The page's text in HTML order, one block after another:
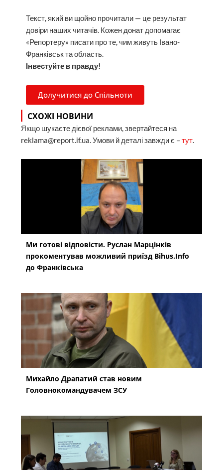
Текст, який ви щойно прочитали — це результат
довіри наших читачів. Кожен донат допомагає
«Репортеру» писати про те, чим живуть Івано-
Франківськ та область.
Інвестуйте в правду!
Долучитися до Спільноти
СХОЖІ НОВИНИ
Якщо шукаєте дієвої реклами, звертайтеся на
reklama@report.if.ua. Умови й деталі завжди є –тут.
Ми готові відповісти. Руслан Марцінків
прокоментував можливий приїзд Bihus.Info
до Франківська
Михайло Драпатий став новим
Головнокомандувачем ЗСУ